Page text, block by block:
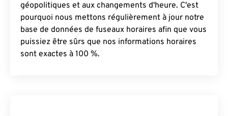
géopolitiques et aux changements d'heure. C'est
pourquoi nous mettons régulièrement à jour notre
base de données de fuseaux horaires afin que vous
puissiez être sûrs que nos informations horaires
sont exactes à 100 %.